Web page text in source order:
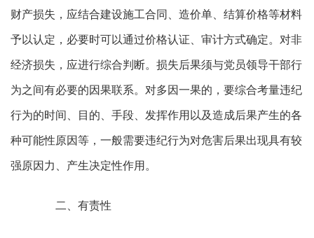
财产损失，应结合建设施工合同、造价单、结算价格等材料
予以认定，必要时可以通过价格认证、审计方式确定。对非
经济损失，应进行综合判断。损失后果须与党员领导干部行
为之间有必要的因果联系。对多因一果的，要综合考量违纪
行为的时间、目的、手段、发挥作用以及造成后果产生的各
种可能性原因等，一般需要违纪行为对危害后果出现具有较
强原因力、产生决定性作用。
二、有责性